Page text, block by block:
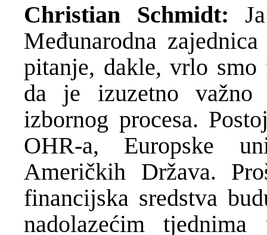
Christian Schmidt:
Međunarodna
pitanje, dakle, vrlo
da je izuzetno
izbornog procesa.
OHR-a, Europske
Američkih Država.
financijska sredstva
nadolazećim